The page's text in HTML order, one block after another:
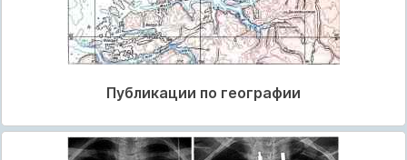
Публикации по географии